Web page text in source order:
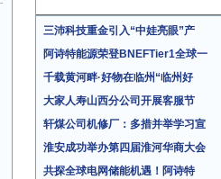
三沛科技重金引入“中娃亮眼”产
阿诗特能源荣登BNEFTier1全球一
千载黄河畔·好物在临州“临州好
大家人寿山西分公司开展客服节
轩煤公司机修厂：多措并举学习宣
淮安成功举办第四届淮河华商大会
共探全球电网储能机遇！阿诗特